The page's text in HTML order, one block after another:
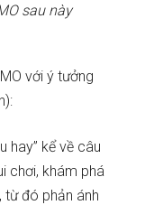
sau này
với ý tưởng
hay” kể về câu
chơi, khám phá
từ đó phản ánh